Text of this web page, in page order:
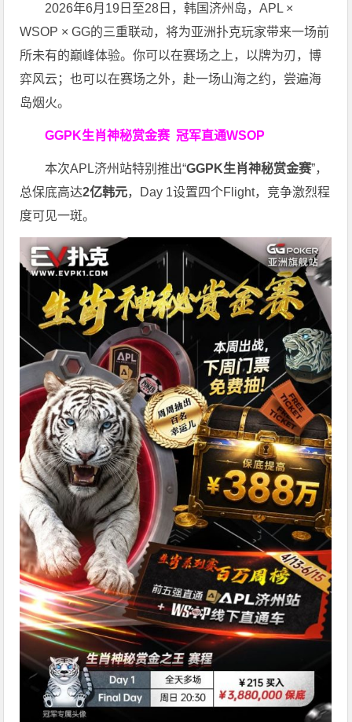
2026年6月19日至28日，韩国济州岛，APL ×
WSOP × GG的三重联动，将为亚洲扑克玩家带来一场前
所未有的巅峰体验。你可以在赛场之上，以牌为刃，博
弈风云；也可以在赛场之外，赴一场山海之约，尝遍海
岛烟火。
GGPK生肖神秘赏金赛冠军直通WSOP
本次APL济州站特别推出“GGPK生肖神秘赏金赛”，
总保底高达2亿韩元，Day 1设置四个Flight，竞争激烈程
度可见一斑。